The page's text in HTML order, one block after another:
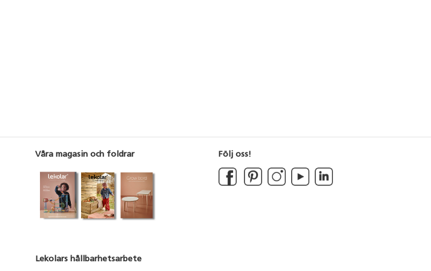
Våra magasin och foldrar
Lekolars hållbarhetsarbete
Följ oss!